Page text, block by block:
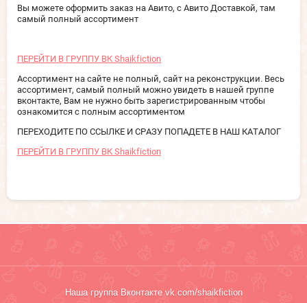
Вы можете оформить заказ на Авито, с Авито Доставкой, там
самый полный ассортимент
ПЕРЕЙТИ В ГРУППУ ВК Shaikfiction
Ассортимент на сайте не полный, сайт на реконструкции. Весь
ассортимент, самый полный можно увидеть в нашей группе
вконтакте, Вам не нужно быть зарегистрированным чтобы
ознакомится с полным ассортиментом
ПЕРЕХОДИТЕ ПО ССЫЛКЕ И СРАЗУ ПОПАДЕТЕ В НАШ КАТАЛОГ
ПЕРЕЙТИ В ГРУППУ ВК Shaikfiction
Наша группа Вконтакте vk.com/shaikfiction